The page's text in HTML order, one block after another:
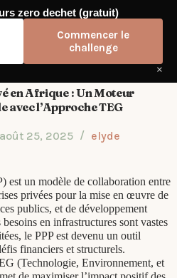
en Afrique : Un Moteur
avec l’Approche TEG
août 25, 2025 elyde
est un modèle de collaboration entre
privées pour la mise en œuvre de
publics, et de développement
en infrastructures sont vastes
le PPP est devenu un outil
financiers et structurels.
(Technologie, Environnement, et
zero dechet (gratuit)
Commencer le
challenge
×